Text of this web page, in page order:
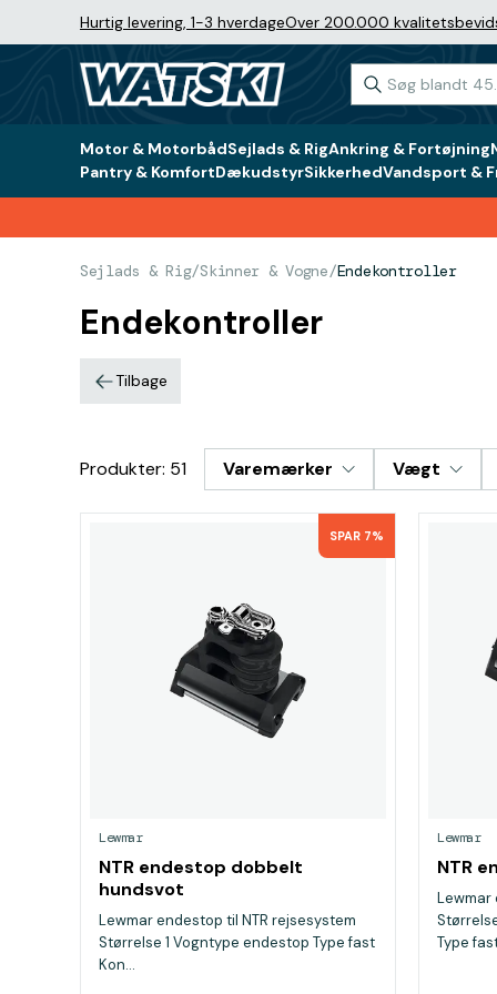
Hurtig levering, 1-3 hverdageOver 200.000
Motor & MotorbådSejlads & RigAnkring & Fortøjning
Pantry & KomfortDækudstyrSikkerhedVandsport &
Sejlads & Rig/Skinner & Vogne/Endekontroller
Endekontroller
Tilbage
Produkter: 51 Varemærker Vægt
SPAR 7%
Lewmar
NTR endestop dobbelt
hundsvot
Lewmar endestop til NTR rejsesystem
Størrelse 1 Vogntype endestop Type fast
Kon...
Lewmar
NTR
Lewmar
Type